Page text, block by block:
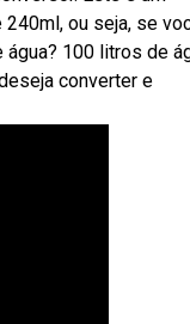
ou seja, se
100 litros de
converter e